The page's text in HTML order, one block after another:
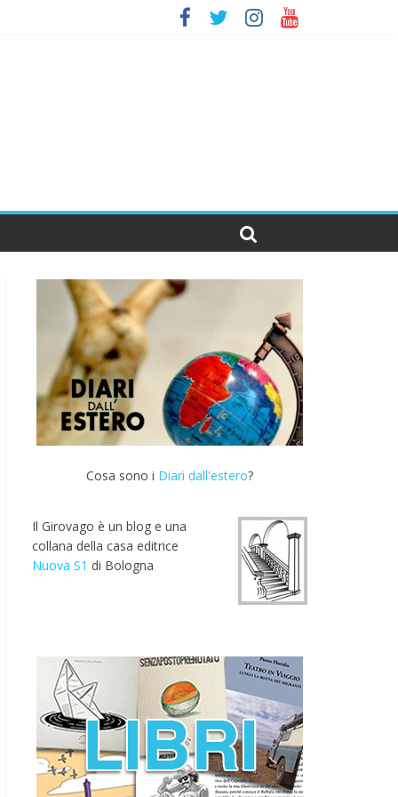
Cosa sono i Diari dall'estero?
Il Girovago è un blog e una
collana della casa editrice
Nuova S1 di Bologna